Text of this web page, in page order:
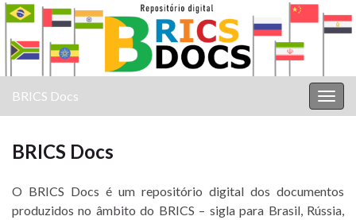
BRICS Docs
BRICS Docs
O BRICS Docs é um repositório digital dos documentos
produzidos no âmbito do BRICS – sigla para Brasil, Rússia,